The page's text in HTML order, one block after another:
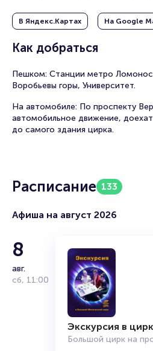
К зимним праздникам цирк
эксклюзивные новогодние шоу,
животных. Билеты в Большой
искренний восторг и ощущение
В Яндекс.Картах На Google
Как добраться
Пешком: Станции метро
Воробьевы горы, Университет.
На автомобиле: По проспекту
автомобильное движение,
до самого здания цирка.
Расписание 133
Афиша на август 2026
8
авг.
сб, 11:00
Экскурсия в цирк
Большой цирк на